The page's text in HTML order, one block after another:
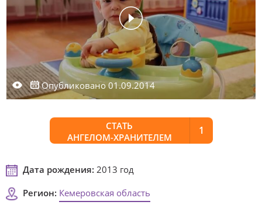
Опубликовано 01.09.2014
СТАТЬ
АНГЕЛОМ-ХРАНИТЕЛЕМ
1
Дата рождения: 2013 год
Регион: Кемеровская область